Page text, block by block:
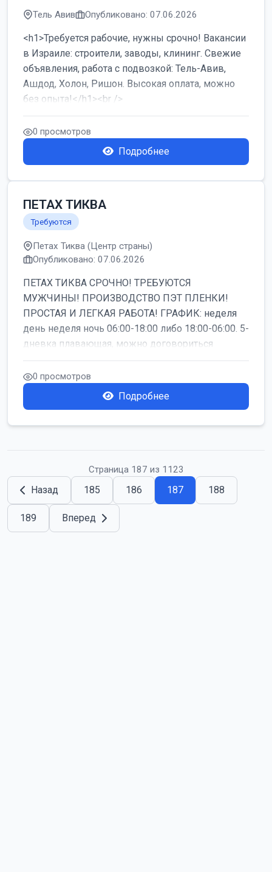
Тель Авив Опубликовано: 07.06.2026
<h1>Требуется рабочие, нужны срочно! Вакансии
в Израиле: строители, заводы, клининг. Свежие
объявления, работа с подвозкой: Тель-Авив,
Ашдод, Холон, Ришон. Высокая оплата, можно
без опыта!</h1><br />
...
0 просмотров
Подробнее
ПЕТАХ ТИКВА
Требуются
Петах Тиква (Центр страны)
Опубликовано: 07.06.2026
ПЕТАХ ТИКВА СРОЧНО! ТРЕБУЮТСЯ
МУЖЧИНЫ! ПРОИЗВОДСТВО ПЭТ ПЛЕНКИ!
ПРОСТАЯ И ЛЕГКАЯ РАБОТА! ГРАФИК: неделя
день неделя ночь 06:00-18:00 либо 18:00-06:00. 5-
дневка плавающая, можно договориться
работать б...
0 просмотров
Подробнее
Страница 187 из 1123
Назад 185 186 187 188
189 Вперед